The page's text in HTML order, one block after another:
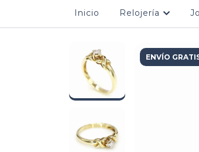
Inicio Relojería
ENVÍO